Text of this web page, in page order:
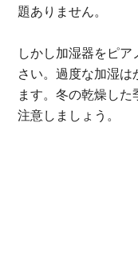
題ありません。
しかし加湿器をピ
さい。過度な加湿は
ます。冬の乾燥し
注意しましょう。